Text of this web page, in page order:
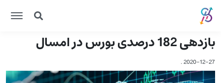
بازدهی 182 درصدی بورس در امسال
2020-12-27
.